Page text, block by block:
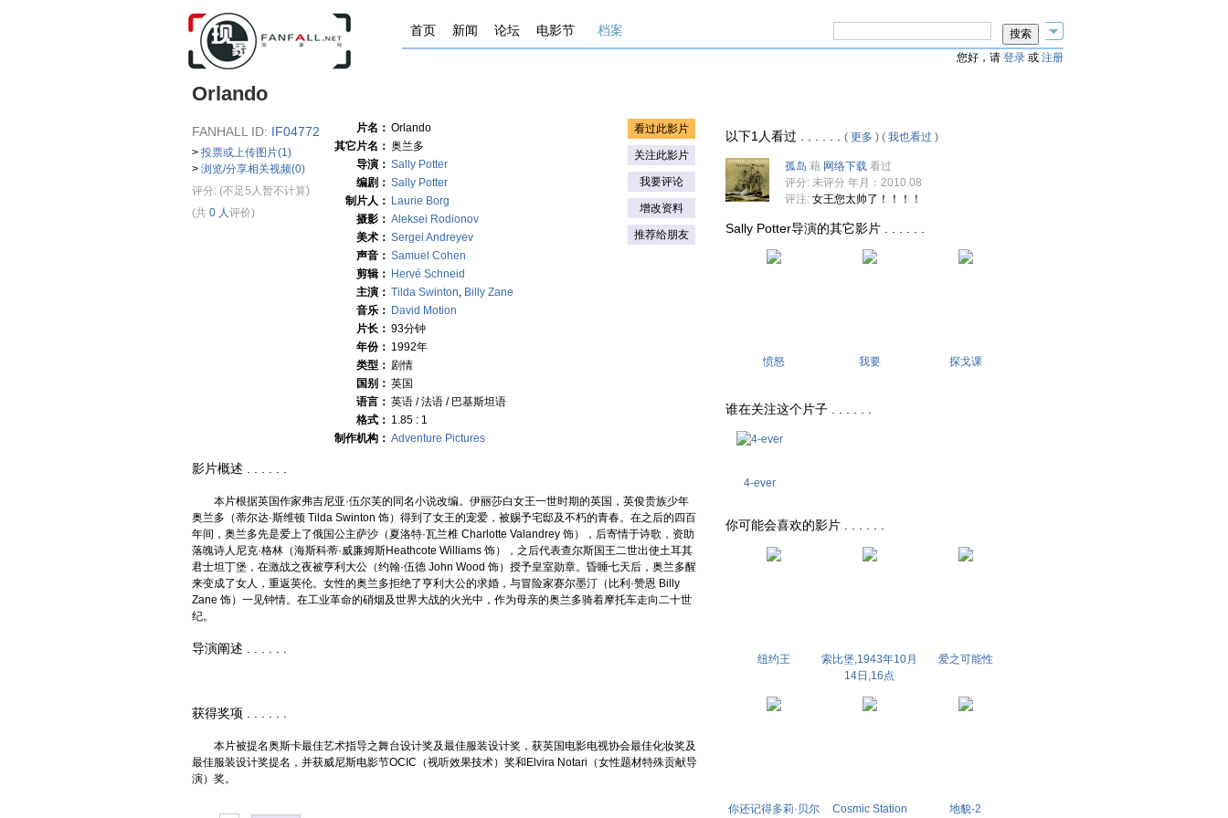
首页 新闻 论坛 电影节 档案
您好，请 登录 或 注册
Orlando
FANHALL ID: IF04772
> 投票或上传图片(1)
> 浏览/分享相关视频(0)
评分: (不足5人暂不计算)
(共 0 人评价)
片名： Orlando
其它片名： 奥兰多
导演： Sally Potter
编剧： Sally Potter
制片人： Laurie Borg
摄影： Aleksei Rodionov
美术： Sergei Andreyev
声音： Samuel Cohen
剪辑： Hervé Schneid
主演： Tilda Swinton, Billy Zane
音乐： David Motion
片长： 93分钟
年份： 1992年
类型： 剧情
国别： 英国
语言： 英语 / 法语 / 巴基斯坦语
格式： 1.85 : 1
制作机构： Adventure Pictures
看过此影片
关注此影片
我要评论
增改资料
推荐给朋友
影片概述 . . . . . .
本片根据英国作家弗吉尼亚·伍尔芙的同名小说改编。伊丽莎白女王一世时期的英国，英俊贵族少年
奥兰多（蒂尔达·斯维顿 Tilda Swinton 饰）得到了女王的宠爱，被赐予宅邸及不朽的青春。在之后的四百
年间，奥兰多先是爱上了俄国公主萨沙（夏洛特·瓦兰椎 Charlotte Valandrey 饰），后寄情于诗歌，资助
落魄诗人尼克·格林（海斯科蒂·威廉姆斯Heathcote Williams 饰），之后代表查尔斯国王二世出使土耳其
君士坦丁堡，在激战之夜被亨利大公（约翰·伍德 John Wood 饰）授予皇室勋章。昏睡七天后，奥兰多醒
来变成了女人，重返英伦。女性的奥兰多拒绝了亨利大公的求婚，与冒险家赛尔墨汀（比利·赞恩 Billy
Zane 饰）一见钟情。在工业革命的硝烟及世界大战的火光中，作为母亲的奥兰多骑着摩托车走向二十世
纪。
导演阐述 . . . . . .
获得奖项 . . . . . .
本片被提名奥斯卡最佳艺术指导之舞台设计奖及最佳服装设计奖，获英国电影电视协会最佳化妆奖及
最佳服装设计奖提名，并获威尼斯电影节OCIC（视听效果技术）奖和Elvira Notari（女性题材特殊贡献导
演）奖。
以下1人看过 . . . . . . ( 更多 ) ( 我也看过 )
孤岛 藉 网络下载 看过
评分: 未评分 年月：2010.08
评注: 女王您太帅了！！！！
Sally Potter导演的其它影片 . . . . . .
愤怒 我要 探戈课
谁在关注这个片子 . . . . . .
4-ever
你可能会喜欢的影片 . . . . . .
纽约王
索比堡,1943年10月
14日,16点
爱之可能性
你还记得多莉·贝尔
Cosmic Station 地貌-2